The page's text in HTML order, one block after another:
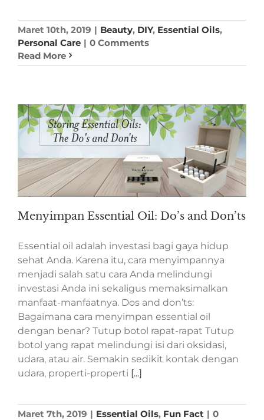
Maret 10th, 2019 | Beauty, DIY, Essential Oils,
Personal Care | 0 Comments
Read More
Menyimpan Essential Oil: Do’s and Don’ts
Essential oil adalah investasi bagi gaya hidup
sehat Anda. Karena itu, cara menyimpannya
menjadi salah satu cara Anda melindungi
investasi Anda ini sekaligus memaksimalkan
manfaat-manfaatnya. Dos and don’ts:
Bagaimana cara menyimpan essential oil
dengan benar? Tutup botol rapat-rapat Tutup
botol yang rapat melindungi isi dari oksidasi,
udara, atau air. Semakin sedikit kontak dengan
udara, properti-properti [...]
Maret 7th, 2019 | Essential Oils, Fun Fact | 0